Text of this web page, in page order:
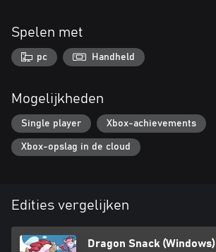
Spelen met
pc Handheld
Mogelijkheden
Single player Xbox-achievements
Xbox-opslag in de cloud
Edities vergelijken
Dragon Snack (Windows)